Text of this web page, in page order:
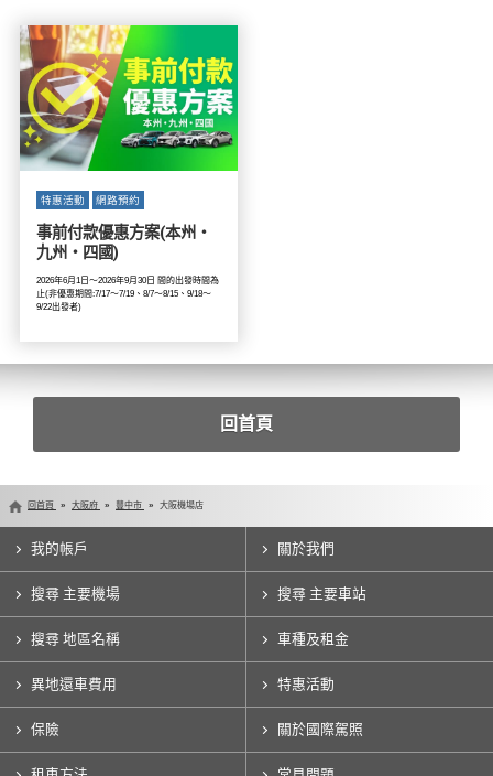
特惠活動 網路預約
事前付款優惠方案(本州・
九州・四國)
2026年6月1日～2026年9月30日 間的出發時間為
止(非優惠期間:7/17～7/19、8/7～8/15、9/18～
9/22出發者)
回首頁
回首頁 大阪府 豐中市 大阪機場店
我的帳戶 關於我們
搜尋 主要機場 搜尋 主要車站
搜尋 地區名稱 車種及租金
異地還車費用 特惠活動
保險 關於國際駕照